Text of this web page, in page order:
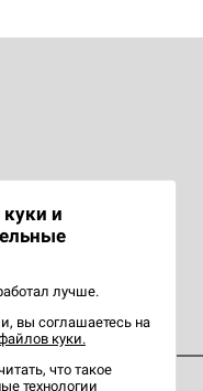
и
лучше.
вы соглашаетесь на
куки.
что такое
технологии